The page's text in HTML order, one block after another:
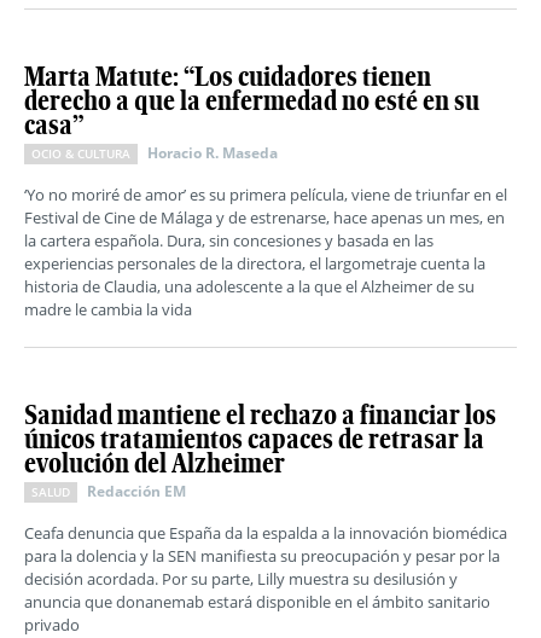
Marta Matute: “Los cuidadores tienen
derecho a que la enfermedad no esté en su
casa”
OCIO & CULTURA Horacio R. Maseda
‘Yo no moriré de amor’ es su primera película, viene de triunfar en el
Festival de Cine de Málaga y de estrenarse, hace apenas un mes, en
la cartera española. Dura, sin concesiones y basada en las
experiencias personales de la directora, el largometraje cuenta la
historia de Claudia, una adolescente a la que el Alzheimer de su
madre le cambia la vida
Sanidad mantiene el rechazo a financiar los
únicos tratamientos capaces de retrasar la
evolución del Alzheimer
SALUD Redacción EM
Ceafa denuncia que España da la espalda a la innovación biomédica
para la dolencia y la SEN manifiesta su preocupación y pesar por la
decisión acordada. Por su parte, Lilly muestra su desilusión y
anuncia que donanemab estará disponible en el ámbito sanitario
privado